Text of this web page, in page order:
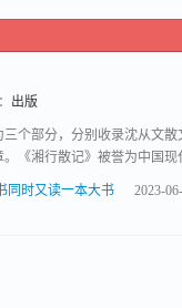
出版
三个部分，分别收录沈从文
《湘行散记》被誉为中国
同时又读一本大书 2023-